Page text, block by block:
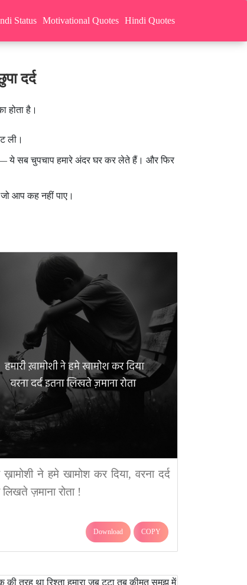
Status Motivational Quotes Hindi Quotes
दर्द
होता है।
ली।
— ये सब चुपचाप हमारे अंदर घर कर लेते हैं। और फिर
आप कह नहीं पाए।
ख़ामोशी ने हमे खामोश कर दिया, वरना दर्द
लिखते ज़माना रोता !
Download COPY